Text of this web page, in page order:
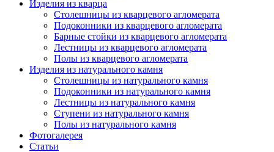
Изделия из кварца
Столешницы из кварцевого агломерата
Подоконники из кварцевого агломерата
Барные стойки из кварцевого агломерата
Лестницы из кварцевого агломерата
Полы из кварцевого агломерата
Изделия из натурального камня
Столешницы из натурального камня
Подоконники из натурального камня
Лестницы из натурального камня
Ступени из натурального камня
Полы из натурального камня
Фотогалерея
Статьи